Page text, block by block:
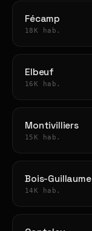
Fécamp
18K hab.
Elbeuf
16K hab.
Montivilliers
15K hab.
Bois-Guillaume
14K hab.